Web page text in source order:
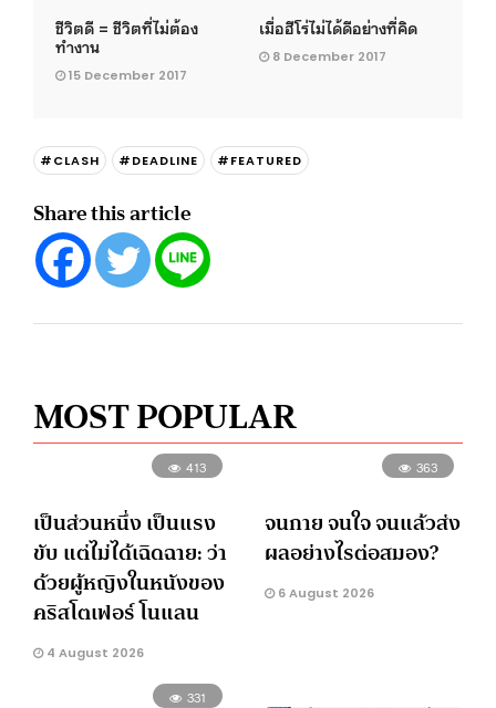
ชีวิตดี = ชีวิตที่ไม่ต้อง
ทำงาน
15 December 2017
เมื่อฮีโร่ไม่ได้ดีอย่างที่คิด
8 December 2017
#CLASH #DEADLINE #FEATURED
Share this article
MOST POPULAR
413
เป็นส่วนหนึ่ง เป็นแรง
ขับ แต่ไม่ได้เฉิดฉาย: ว่า
ด้วยผู้หญิงในหนังของ
คริสโตเฟอร์ โนแลน
4 August 2026
363
จนกาย จนใจ จนแล้วส่ง
ผลอย่างไรต่อสมอง?
6 August 2026
331